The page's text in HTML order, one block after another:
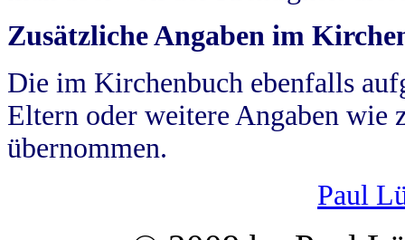
Zusätzliche Angaben im
Die im Kirchenbuch ebenfalls
Eltern oder weitere Angaben wie
übernommen.
Paul